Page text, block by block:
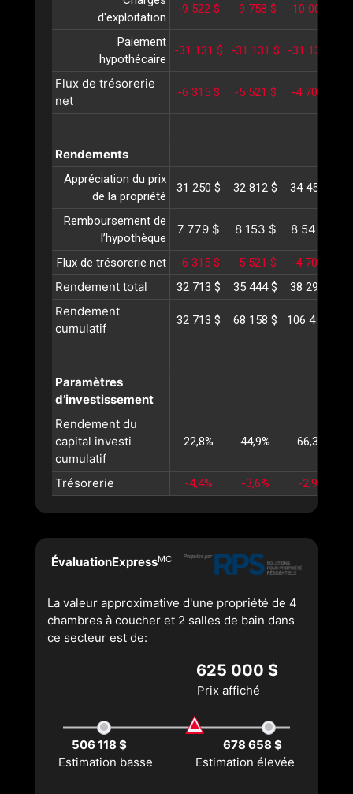
d'exploitation
-9 522 $ -9 758 $ -10 001 $
Paiement
hypothécaire
-31 131 $ -31 131 $ -31 131 $
Flux de trésorerie
net
-6 315 $ -5 521 $ -4 703 $
Rendements
Appréciation du prix
de la propriété
31 250 $ 32 812 $ 34 453 $
Remboursement de
l’hypothèque
7 779 $ 8 153 $ 8 545 $
Flux de trésorerie net -6 315 $ -5 521 $ -4 703 $
Rendement total 32 713 $ 35 444 $ 38 295 $
Rendement
cumulatif
32 713 $ 68 158 $ 106 453 $
Paramètres
d’investissement
Rendement du
capital investi
cumulatif
22,8% 44,9% 66,3%
Trésorerie -4,4% -3,6% -2,9%
ÉvaluationExpressMC
La valeur approximative d'une propriété de 4
chambres à coucher et 2 salles de bain dans
ce secteur est de:
625 000 $
Prix affiché
506 118 $
678 658 $
Estimation basse
Estimation élevée